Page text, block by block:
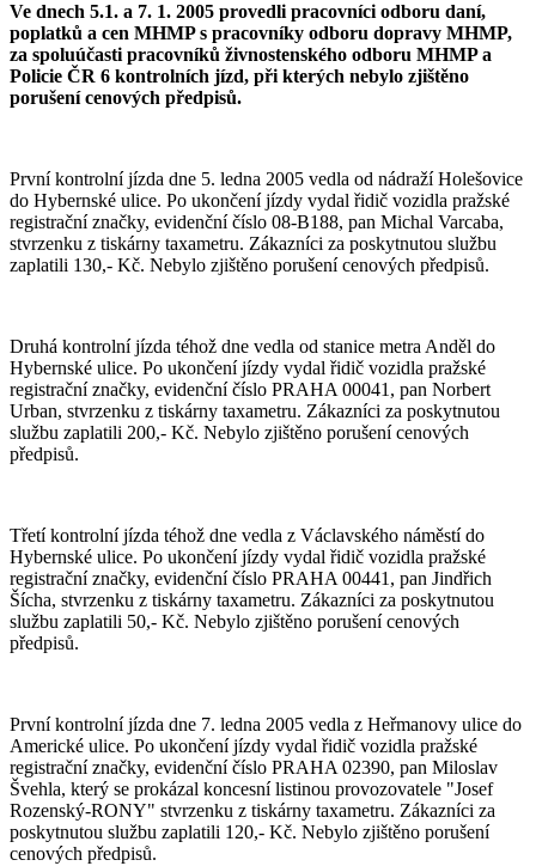
Ve dnech 5.1. a 7. 1. 2005 provedli pracovníci odboru daní,
poplatků a cen MHMP s pracovníky odboru dopravy MHMP,
za spoluúčasti pracovníků živnostenského odboru MHMP a
Policie ČR 6 kontrolních jízd, při kterých nebylo zjištěno
porušení cenových předpisů.
První kontrolní jízda dne 5. ledna 2005 vedla od nádraží Holešovice
do Hybernské ulice. Po ukončení jízdy vydal řidič vozidla pražské
registrační značky, evidenční číslo 08-B188, pan Michal Varcaba,
stvrzenku z tiskárny taxametru. Zákazníci za poskytnutou službu
zaplatili 130,- Kč. Nebylo zjištěno porušení cenových předpisů.
Druhá kontrolní jízda téhož dne vedla od stanice metra Anděl do
Hybernské ulice. Po ukončení jízdy vydal řidič vozidla pražské
registrační značky, evidenční číslo PRAHA 00041, pan Norbert
Urban, stvrzenku z tiskárny taxametru. Zákazníci za poskytnutou
službu zaplatili 200,- Kč. Nebylo zjištěno porušení cenových
předpisů.
Třetí kontrolní jízda téhož dne vedla z Václavského náměstí do
Hybernské ulice. Po ukončení jízdy vydal řidič vozidla pražské
registrační značky, evidenční číslo PRAHA 00441, pan Jindřich
Šícha, stvrzenku z tiskárny taxametru. Zákazníci za poskytnutou
službu zaplatili 50,- Kč. Nebylo zjištěno porušení cenových
předpisů.
První kontrolní jízda dne 7. ledna 2005 vedla z Heřmanovy ulice do
Americké ulice. Po ukončení jízdy vydal řidič vozidla pražské
registrační značky, evidenční číslo PRAHA 02390, pan Miloslav
Švehla, který se prokázal koncesní listinou provozovatele "Josef
Rozenský-RONY" stvrzenku z tiskárny taxametru. Zákazníci za
poskytnutou službu zaplatili 120,- Kč. Nebylo zjištěno porušení
cenových předpisů.